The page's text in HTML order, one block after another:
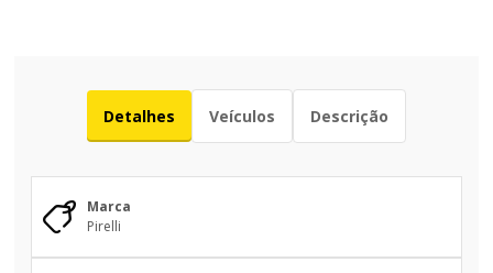
Detalhes Veículos Descrição
Marca
Pirelli